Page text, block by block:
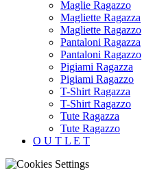
Maglie Ragazzo
Magliette Ragazza
Magliette Ragazzo
Pantaloni Ragazza
Pantaloni Ragazzo
Pigiami Ragazza
Pigiami Ragazzo
T-Shirt Ragazza
T-Shirt Ragazzo
Tute Ragazza
Tute Ragazzo
O U T L E T